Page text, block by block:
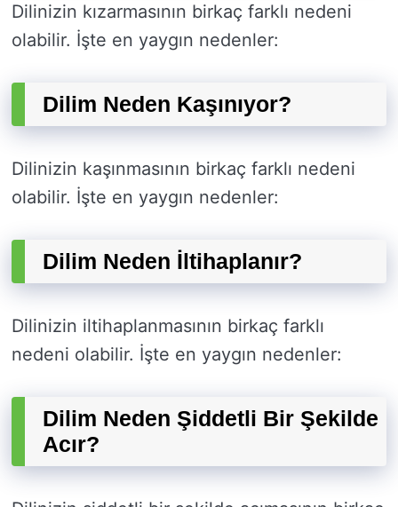
Dilinizin kızarmasının birkaç farklı nedeni
olabilir. İşte en yaygın nedenler:
Dilim Neden Kaşınıyor?
Dilinizin kaşınmasının birkaç farklı nedeni
olabilir. İşte en yaygın nedenler:
Dilim Neden İltihaplanır?
Dilinizin iltihaplanmasının birkaç farklı
nedeni olabilir. İşte en yaygın nedenler:
Dilim Neden Şiddetli Bir Şekilde
Acır?